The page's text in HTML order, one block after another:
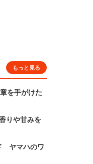
もっと見る
を手がけた
りや甘みを
ヤマハのワ